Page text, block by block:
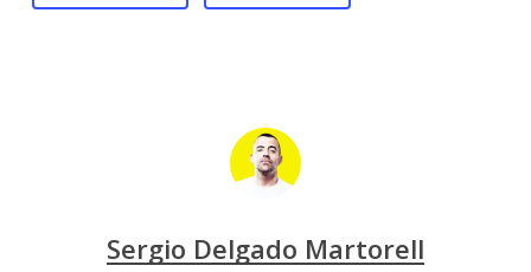
Sergio Delgado Martorell